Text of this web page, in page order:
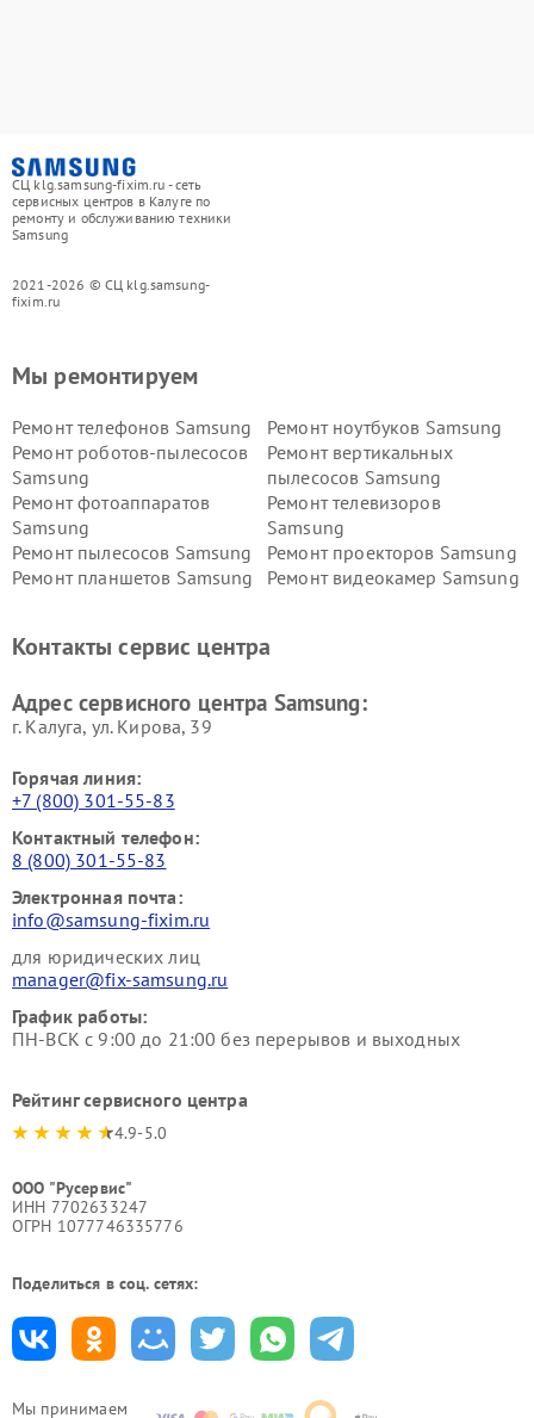
СЦ klg.samsung-fixim.ru - сеть
сервисных центров в Калуге по
ремонту и обслуживанию техники
Samsung
2021-2026 © СЦ klg.samsung-
fixim.ru
Мы принимаем
Мы ремонтируем
Ремонт телефонов Samsung
Ремонт ноутбуков Samsung
Ремонт роботов-пылесосов
Samsung
Ремонт вертикальных
пылесосов Samsung
Ремонт фотоаппаратов
Samsung
Ремонт телевизоров
Samsung
Ремонт пылесосов Samsung
Ремонт проекторов Samsung
Ремонт планшетов Samsung
Ремонт видеокамер Samsung
Контакты сервис центра
Адрес сервисного центра Samsung:
г. Калуга, ул. Кирова, 39
Горячая линия:
+7 (800) 301-55-83
Контактный телефон:
8 (800) 301-55-83
Электронная почта:
info@samsung-fixim.ru
для юридических лиц
manager@fix-samsung.ru
График работы:
ПН-ВСК с 9:00 до 21:00 без перерывов и выходных
Рейтинг сервисного центра
4.9-5.0
ООО "Русервис"
ИНН 7702633247
ОГРН 1077746335776
Поделиться в соц. сетях: